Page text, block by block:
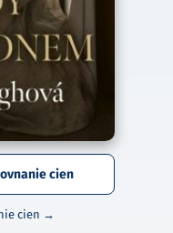
cien
cien →